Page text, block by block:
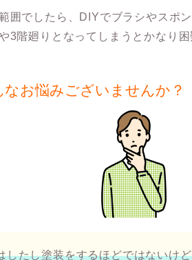
囲でしたら、DIYでブラシやスポ
3階廻りとなってしまうとかなり困
お悩みございませんか？
したし塗装をするほどではないけ